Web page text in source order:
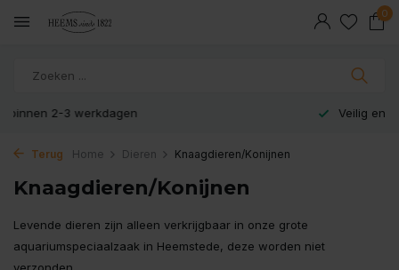
0
Veilig en snel betaald met iDeal
Terug Home Dieren Knaagdieren/Konijnen
Knaagdieren/Konijnen
Levende dieren zijn alleen verkrijgbaar in onze grote
aquariumspeciaalzaak in Heemstede, deze worden niet